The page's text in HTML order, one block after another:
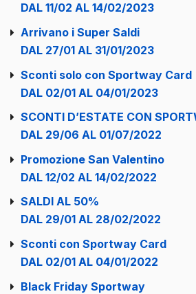
DAL 11/02 AL 14/02/2023
Arrivano i Super Saldi
DAL 27/01 AL 31/01/2023
Sconti solo con Sportway Card
DAL 02/01 AL 04/01/2023
SCONTI D’ESTATE CON
DAL 29/06 AL 01/07/2022
Promozione San Valentino
DAL 12/02 AL 14/02/2022
SALDI AL 50%
DAL 29/01 AL 28/02/2022
Sconti con Sportway Card
DAL 02/01 AL 04/01/2022
Black Friday Sportway